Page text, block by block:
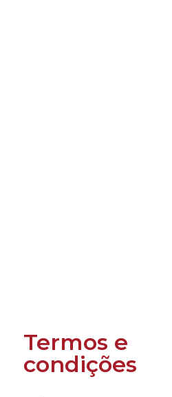
Termos e
condições